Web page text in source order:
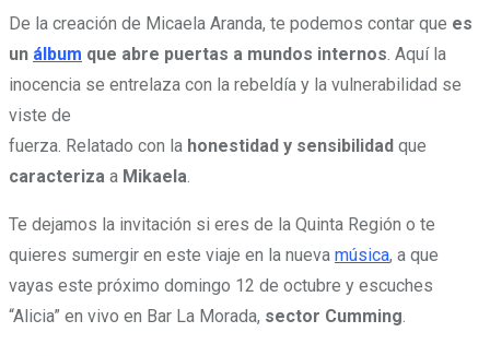
De la creación de Micaela Aranda, te podemos contar que es
un álbum que abre puertas a mundos internos. Aquí la
inocencia se entrelaza con la rebeldía y la vulnerabilidad se
viste de
fuerza. Relatado con la honestidad y sensibilidad que
caracteriza a Mikaela.
Te dejamos la invitación si eres de la Quinta Región o te
quieres sumergir en este viaje en la nueva música, a que
vayas este próximo domingo 12 de octubre y escuches
“Alicia” en vivo en Bar La Morada, sector Cumming.